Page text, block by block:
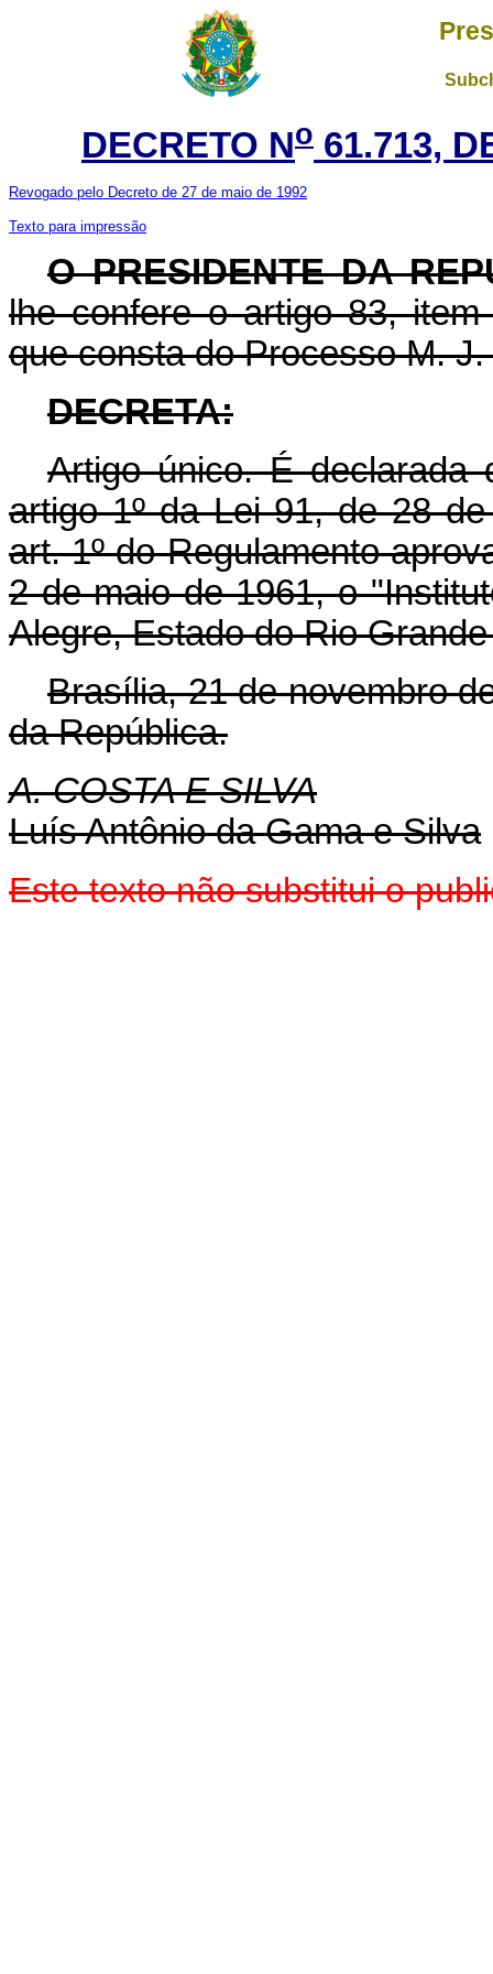
DECRETO No 61.713,
Revogado pelo Decreto de 27 de maio de 1992
Texto para impressão
O PRESIDENTE DA
lhe confere o artigo 83,
que consta do Processo M.
DECRETA:
Artigo único. É declarada
artigo 1º da Lei 91, de 28
art. 1º do Regulamento
2 de maio de 1961, o
Alegre, Estado do Rio
Brasília, 21 de novembro
da República.
A. COSTA E SILVA
Luís Antônio da Gama e Silva
Este texto não substitui o